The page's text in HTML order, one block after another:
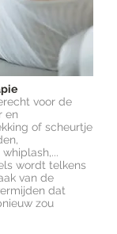
voor de
en
of scheurtje
wordt telkens
van de
dat
zou